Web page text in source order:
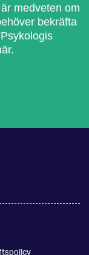
medveten om
bekräfta